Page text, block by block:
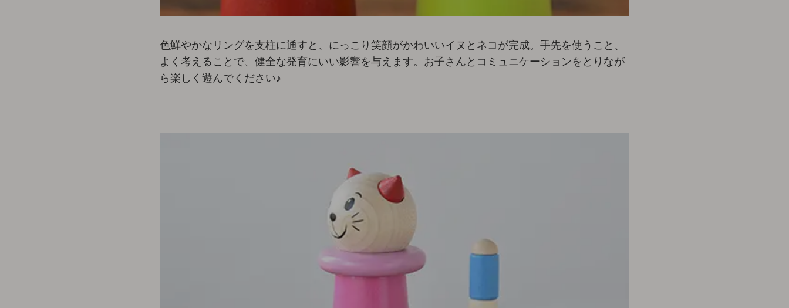
色鮮やかなリングを支柱に通すと、にっこり笑顔がかわいいイヌとネコが完成。手先を使うこと、
よく考えることで、健全な発育にいい影響を与えます。お子さんとコミュニケーションをとりなが
ら楽しく遊んでください♪